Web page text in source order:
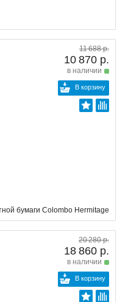
11 688 р.
10 870 р.
в наличии
В корзину
бумаги Colombo Hermitage
20 280 р.
18 860 р.
в наличии
В корзину